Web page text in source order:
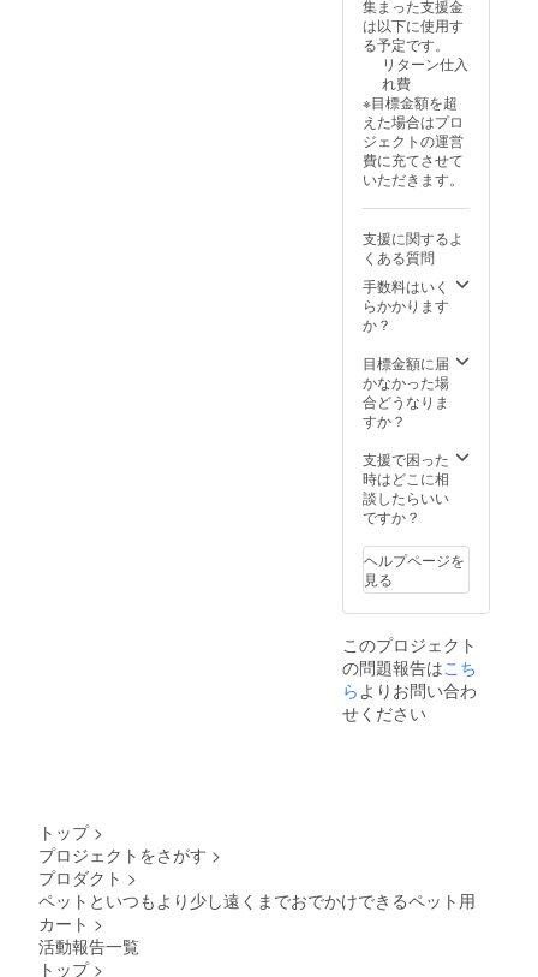
お客様のご都
合による返品
は、商品到着後
30日以内にご連
絡頂ければ対応
させていただき
ます。その際の
送料・返金時の
振込手数料はお
客様ご負担とな
りますことご了
承ください。 た
だし、１度ご使
用になった商品
や、開封された
商品、お客様の
元で傷・破損等
返品・交換はお
受けできかねま
すのでご了承く
ださい。返品時
連絡を頂けます
ようお願いいた
します。 ★メー
カー情報★
（日本）、 製
造国：中国
集まった支援金
は以下に使用す
る予定です。
リターン仕入
れ費
※目標金額を超
えた場合はプロ
ジェクトの運営
費に充てさせて
いただきます。
支援に関するよ
くある質問
手数料はいく
らかかります
か？
目標金額に届
かなかった場
合どうなりま
すか？
支援で困った
時はどこに相
談したらいい
ですか？
ヘルプページを
見る
このプロジェクト
の問題報告はこち
ら よりお問い合わ
せください
トップ >
プロジェクトをさがす >
プロダクト >
ペットといつもより少し遠くまでおでかけできるペット用
カート >
活動報告一覧
トップ >